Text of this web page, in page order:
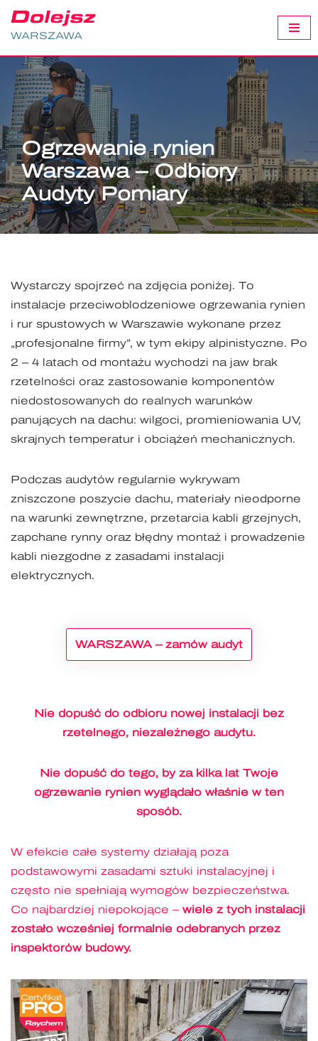
Przejdź
do
treści
WARSZAWA
Ogrzewanie rynien
Warszawa – Odbiory
Audyty Pomiary
Wystarczy spojrzeć na zdjęcia poniżej. To
instalacje przeciwoblodzeniowe ogrzewania rynien
i rur spustowych w Warszawie wykonane przez
„profesjonalne firmy”, w tym ekipy alpinistyczne. Po
2 – 4 latach od montażu wychodzi na jaw brak
rzetelności oraz zastosowanie komponentów
niedostosowanych do realnych warunków
panujących na dachu: wilgoci, promieniowania UV,
skrajnych temperatur i obciążeń mechanicznych.
Podczas audytów regularnie wykrywam
zniszczone poszycie dachu, materiały nieodporne
na warunki zewnętrzne, przetarcia kabli grzejnych,
zapchane rynny oraz błędny montaż i prowadzenie
kabli niezgodne z zasadami instalacji
elektrycznych.
WARSZAWA – zamów audyt
Nie dopuść do odbioru nowej instalacji bez
rzetelnego, niezależnego audytu.
Nie dopuść do tego, by za kilka lat Twoje
ogrzewanie rynien wyglądało właśnie w ten
sposób.
W efekcie całe systemy działają poza
podstawowymi zasadami sztuki instalacyjnej i
często nie spełniają wymogów bezpieczeństwa.
Co najbardziej niepokojące – wiele z tych instalacji
zostało wcześniej formalnie odebranych przez
inspektorów budowy.